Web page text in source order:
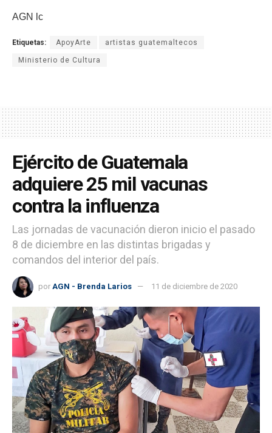
AGN lc
Etiquetas: ApoyArte artistas guatemaltecos
Ministerio de Cultura
Ejército de Guatemala
adquiere 25 mil vacunas
contra la influenza
Las jornadas de vacunación dieron inicio el pasado
8 de diciembre en las distintas brigadas y
comandos del interior del país.
por AGN - Brenda Larios 11 de diciembre de 2020